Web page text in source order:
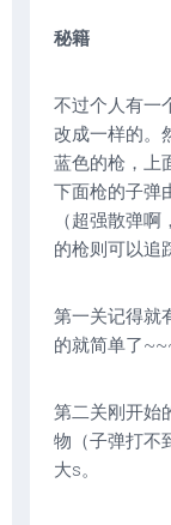
秘籍
不过个人有一
改成一样的。
蓝色的枪，上
下面枪的子弹
（超强散弹
的枪则可以追
第一关记得就
的就简单了
第二关刚开始
物（子弹打不
大s。